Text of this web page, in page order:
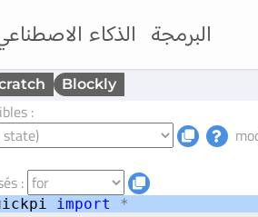
البرمجة الذكاء
Blockly